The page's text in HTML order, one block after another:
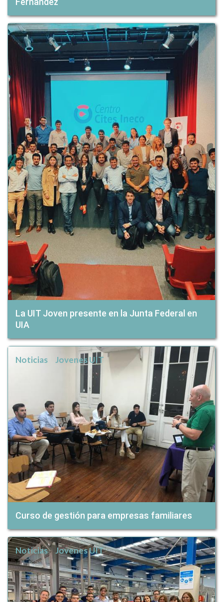
La UIT Joven presente en la Junta Federal en
UIA
Noticias Jovenes UIT
Curso de gestión para empresas familiares
Noticias Jovenes UIT